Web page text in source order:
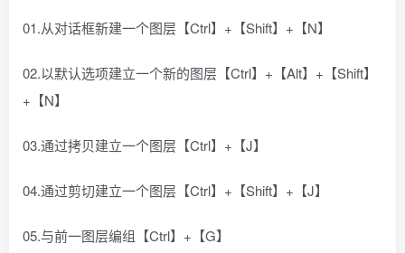
01.从对话框新建一个图层【Ctrl】+【Shift】+【N】
02.以默认选项建立一个新的图层【Ctrl】+【Alt】+【Shift】
+【N】
03.通过拷贝建立一个图层【Ctrl】+【J】
04.通过剪切建立一个图层【Ctrl】+【Shift】+【J】
05.与前一图层编组【Ctrl】+【G】